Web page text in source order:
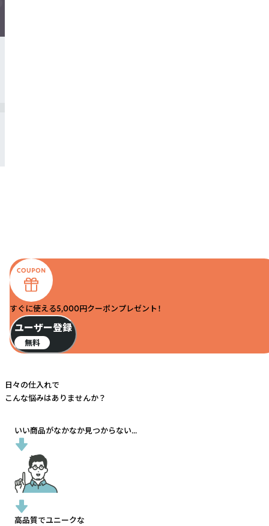
すぐに使える5,000円クーポンプレゼント！
ユーザー登録
無料
日々の仕入れで
こんな悩みはありませんか？
いい商品がなかなか見つからない...
高品質でユニークな